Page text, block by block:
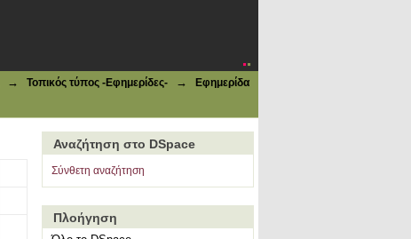
→ Τοπικός τύπος -Εφημερίδες- →
Εφημερίδα
Αναζήτηση στο DSpace
Σύνθετη αναζήτηση
Πλοήγηση